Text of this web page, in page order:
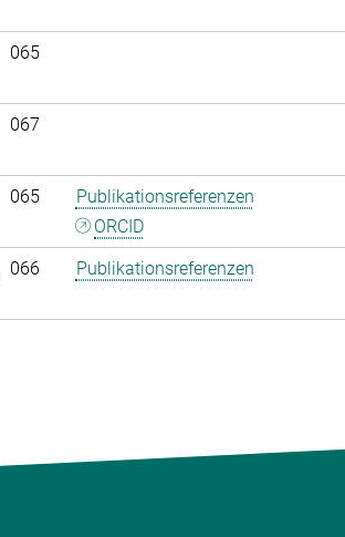
065
067
065
Publikationsreferenzen
ORCID
066 Publikationsreferenzen